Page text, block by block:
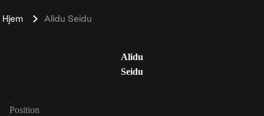
Hjem Alidu Seidu
Alidu
Seidu
Position